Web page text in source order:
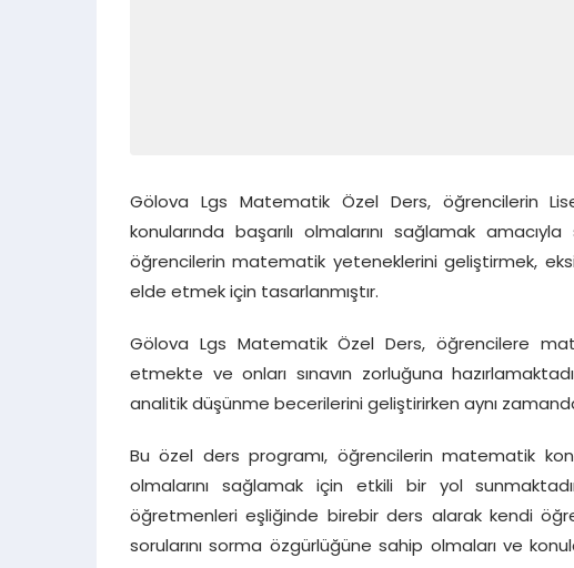
Gölova Lgs Matematik Özel Ders, öğrencilerin
konularında başarılı olmalarını sağlamak
öğrencilerin matematik yeteneklerini geliştirmek,
elde etmek için tasarlanmıştır.
Gölova Lgs Matematik Özel Ders, öğrencilere
etmekte ve onları sınavın zorluğuna
analitik düşünme becerilerini geliştirirken aynı
Bu özel ders programı, öğrencilerin matematik
olmalarını sağlamak için etkili bir yol
öğretmenleri eşliğinde birebir ders alarak kendi
sorularını sorma özgürlüğüne sahip olmaları ve